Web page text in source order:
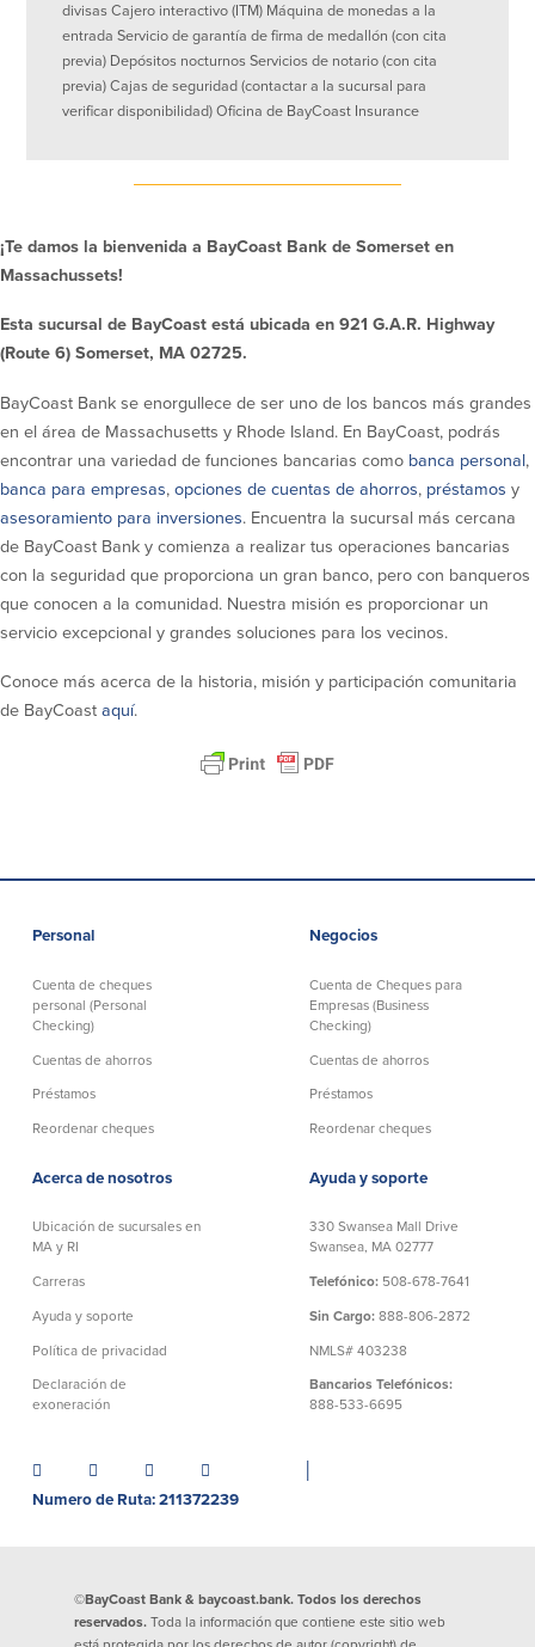
BayCoast Mortgage
Cuenta Abierta
Buscar
Préstamos comerciales
Oficina de préstamos en Providence
Préstamos y líneas para negocios
Colaboraciones para el desarrollo
Soluciones para la gestión de
efectivo
iBanking
Tarjeta de débito BusinessCard® de
Mastercard®
Acerca de nosotros
Ubicación de sucursales en MA y RI
Información de licencia para originar
Partners Insurance Group
Priority Funding
Políticas
Política de privacidad
Declaración de exoneración
Seguro de Depósitos de FDIC y DIF
Recursos
en Internet
Recursos
Comunitaria Programas educativos
patrocinios
Pautas para dar
Preguntas frecuentes
divisas Cajero interactivo (ITM) Máquina de monedas a la
entrada Servicio de garantía de firma de medallón (con cita
previa) Depósitos nocturnos Servicios de notario (con cita
previa) Cajas de seguridad (contactar a la sucursal para
verificar disponibilidad) Oficina de BayCoast Insurance
¡Te damos la bienvenida a BayCoast Bank de Somerset en
Massachussets!
Esta sucursal de BayCoast está ubicada en 921 G.A.R. Highway
(Route 6) Somerset, MA 02725.
BayCoast Bank se enorgullece de ser uno de los bancos más grandes
en el área de Massachusetts y Rhode Island. En BayCoast, podrás
encontrar una variedad de funciones bancarias como banca personal,
banca para empresas, opciones de cuentas de ahorros, préstamos y
asesoramiento para inversiones. Encuentra la sucursal más cercana
de BayCoast Bank y comienza a realizar tus operaciones bancarias
con la seguridad que proporciona un gran banco, pero con banqueros
que conocen a la comunidad. Nuestra misión es proporcionar un
servicio excepcional y grandes soluciones para los vecinos.
Conoce más acerca de la historia, misión y participación comunitaria
de BayCoast aquí.
Personal
Cuenta de cheques
personal (Personal
Checking)
Cuentas de ahorros
Préstamos
Reordenar cheques
Negocios
Cuenta de Cheques para
Empresas (Business
Checking)
Cuentas de ahorros
Préstamos
Reordenar cheques
Acerca de nosotros
Ubicación de sucursales en
MA y RI
Carreras
Ayuda y soporte
Política de privacidad
Declaración de
exoneración
Ayuda y soporte
330 Swansea Mall Drive
Swansea, MA 02777
Telefónico: 508-678-7641
Sin Cargo: 888-806-2872
NMLS# 403238
Bancarios Telefónicos:
888-533-6695
Numero de Ruta: 211372239
©BayCoast Bank & baycoast.bank. Todos los derechos
reservados. Toda la información que contiene este sitio web